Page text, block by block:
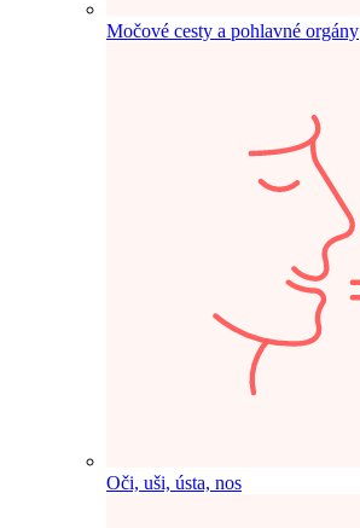
Močové cesty a pohlavné orgány
Oči, uši, ústa, nos